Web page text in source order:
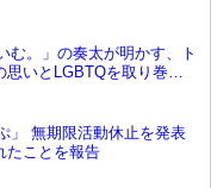
む。」の奏太が明かす、ト
思いとLGBTQを取り巻く
」 無期限活動休止を発表
たことを報告